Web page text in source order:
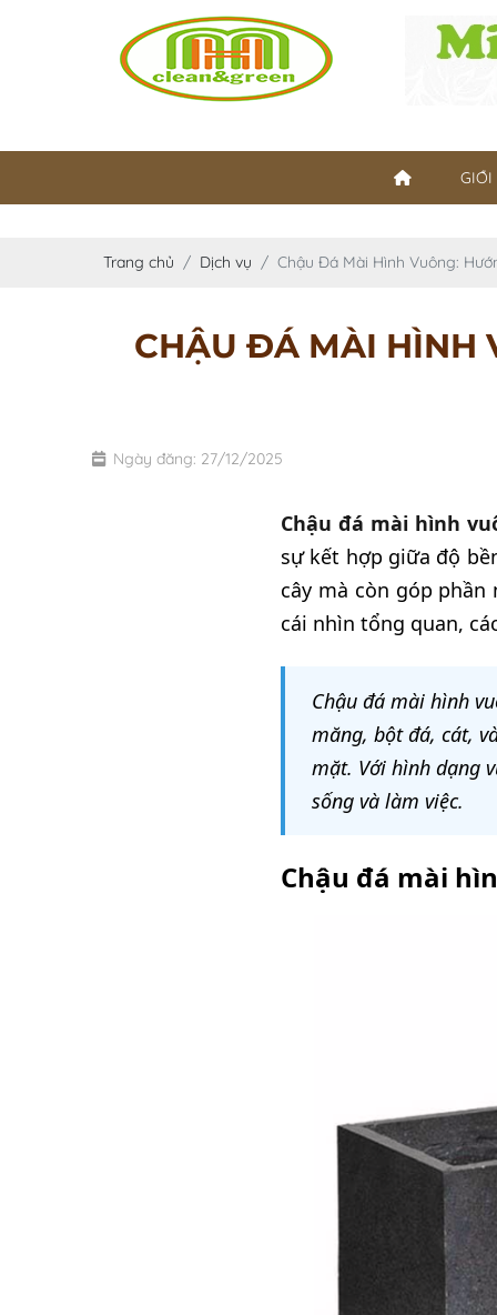
GIỚI
Trang chủ Dịch vụ Chậu Đá Mài Hình Vuông:
CHẬU ĐÁ MÀI HÌNH
Ngày đăng: 27/12/2025
Chậu đá mài hình
sự kết hợp giữa độ
cây mà còn góp
cái nhìn tổng quan,
Chậu đá mài hình
măng, bột đá, cát,
mặt. Với hình dạng
sống và làm việc.
Chậu đá mài